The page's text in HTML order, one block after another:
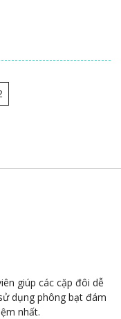
giúp các cặp đôi dễ
dụng phông bạt đám
nhất.